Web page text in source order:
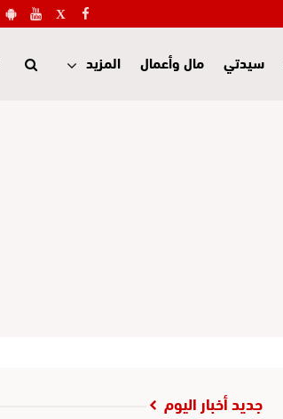
سيدتي مال وأعمال المزيد
جديد أخبار اليوم